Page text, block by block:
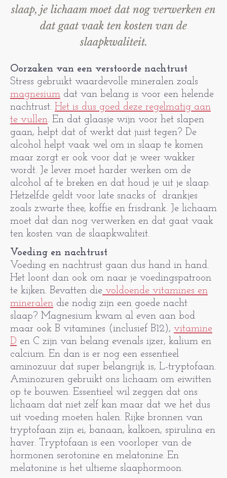
slaap, je lichaam moet dat nog verwerken en
dat gaat vaak ten kosten van de
slaapkwaliteit.
Oorzaken van een verstoorde nachtrust
Stress gebruikt waardevolle mineralen zoals
magnesium dat van belang is voor een helende
nachtrust. Het is dus goed deze regelmatig aan
te vullen. En dat glaasje wijn voor het slapen
gaan, helpt dat of werkt dat juist tegen? De
alcohol helpt vaak wel om in slaap te komen
maar zorgt er ook voor dat je weer wakker
wordt. Je lever moet harder werken om de
alcohol af te breken en dat houd je uit je slaap.
Hetzelfde geldt voor late snacks of drankjes
zoals zwarte thee, koffie en frisdrank. Je lichaam
moet dat dan nog verwerken en dat gaat vaak
ten kosten van de slaapkwaliteit.
Voeding en nachtrust
Voeding en nachtrust gaan dus hand in hand.
Het loont dan ook om naar je voedingspatroon
te kijken. Bevatten die voldoende vitamines en
mineralen die nodig zijn een goede nacht
slaap? Magnesium kwam al even aan bod
maar ook B vitamines (inclusief B12), vitamine
D en C zijn van belang evenals ijzer, kalium en
calcium. En dan is er nog een essentieel
aminozuur dat super belangrijk is, L-tryptofaan.
Aminozuren gebruikt ons lichaam om eiwitten
op te bouwen. Essentieel wil zeggen dat ons
lichaam dat niet zelf kan maar dat we het dus
uit voeding moeten halen. Rijke bronnen van
tryptofaan zijn ei, banaan, kalkoen, spirulina en
haver. Tryptofaan is een voorloper van de
hormonen serotonine en melatonine. En
melatonine is het ultieme slaaphormoon.